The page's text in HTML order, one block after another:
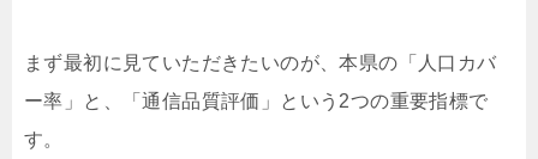
まず最初に見ていただきたいのが、本県の「人口カバ
ー率」と、「通信品質評価」という2つの重要指標で
す。